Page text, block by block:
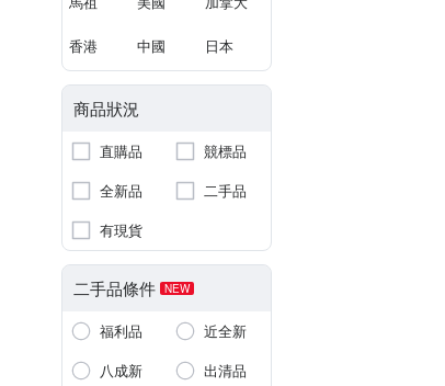
香港 中國 日本
商品狀況
直購品
競標品
全新品
二手品
有現貨
二手品條件 NEW
福利品
近全新
八成新
出清品